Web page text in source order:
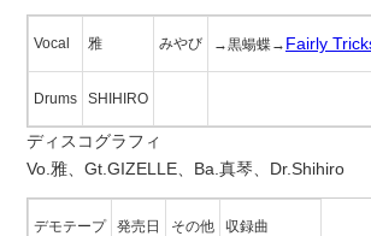
Vocal 雅 みやび →黒蝪蝶→ Fairly
Drums SHIHIRO
ディスコグラフィ
Vo.雅、Gt.GIZELLE、Ba.真琴、Dr.Shihiro
デモテープ 発売日 その他 収録曲